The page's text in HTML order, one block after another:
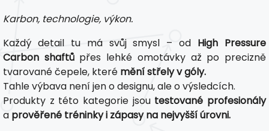
Karbon, technologie, výkon.
Každý detail tu má svůj smysl – od High Pressure
Carbon shaftůpřes lehké omotávky až po precizně
tvarované čepele, které mění střely v góly.
Tahle výbava není jen o designu, ale o výsledcích.
Produkty z této kategorie jsou testované profesionály
a prověřené tréninky i zápasy na nejvyšší úrovni.